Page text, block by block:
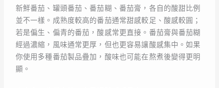
新鮮番茄、罐頭番茄、番茄糊、番茄膏，各自的酸甜比例
並不一樣。成熟度較高的番茄通常甜感較足、酸感較圓；
若是偏生、偏青的番茄，酸感常更直接。番茄膏與番茄糊
經過濃縮，風味通常更厚，但也更容易讓酸感集中。如果
你使用多種番茄製品疊加，酸味也可能在熬煮後變得更明
顯。